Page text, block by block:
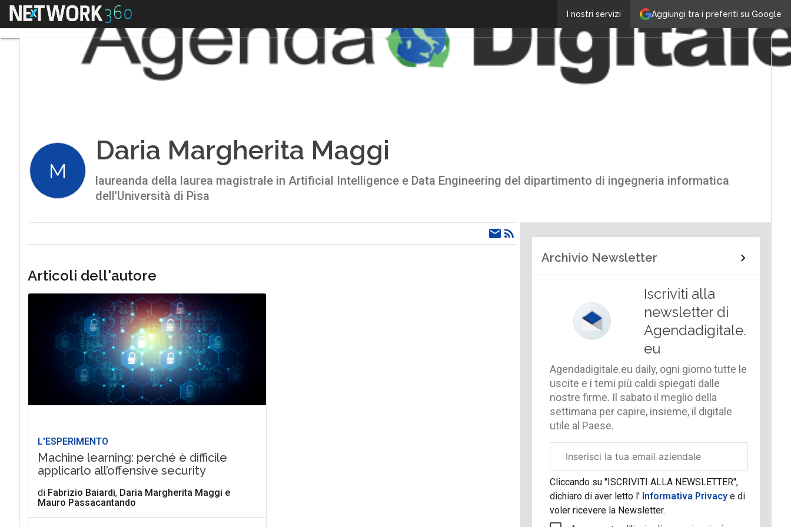
Aggiungi tra i preferiti su Google
I nostri servizi
Menu
M
Daria Margherita Maggi
laureanda della laurea magistrale in Artificial Intelligence e Data Engineering del dipartimento di ingegneria informatica
dell'Università di Pisa
Articoli dell'autore
L'ESPERIMENTO
Machine learning: perché è difficile
applicarlo all’offensive security
di Fabrizio Baiardi, Daria Margherita Maggi e
Mauro Passacantando
Archivio Newsletter
Iscriviti alla
newsletter di
Agendadigitale.
eu
Agendadigitale.eu daily, ogni giorno tutte le
uscite e i temi più caldi spiegati dalle
nostre firme. Il sabato il meglio della
settimana per capire, insieme, il digitale
utile al Paese.
aziendale
Cliccando su "ISCRIVITI ALLA NEWSLETTER",
dichiaro di aver letto l' Informativa Privacye di
voler ricevere la Newsletter.